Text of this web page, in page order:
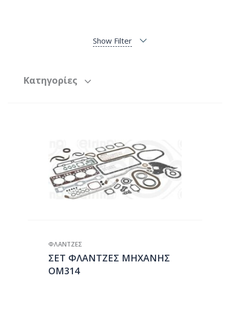
Show Filter
Κατηγορίες
ΦΛΑΝΤΖΕΣ
ΣΕΤ ΦΛΑΝΤΖΕΣ ΜΗΧΑΝΗΣ
ΟΜ314